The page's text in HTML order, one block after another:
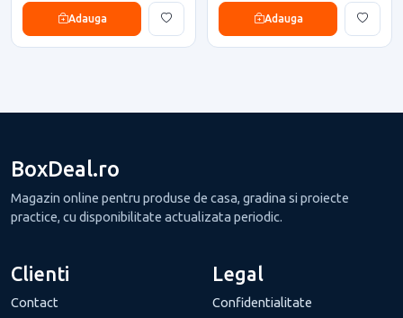
Adauga Adauga
BoxDeal.ro
Magazin online pentru produse de casa, gradina si proiecte
practice, cu disponibilitate actualizata periodic.
Clienti
Contact
Legal
Confidentialitate